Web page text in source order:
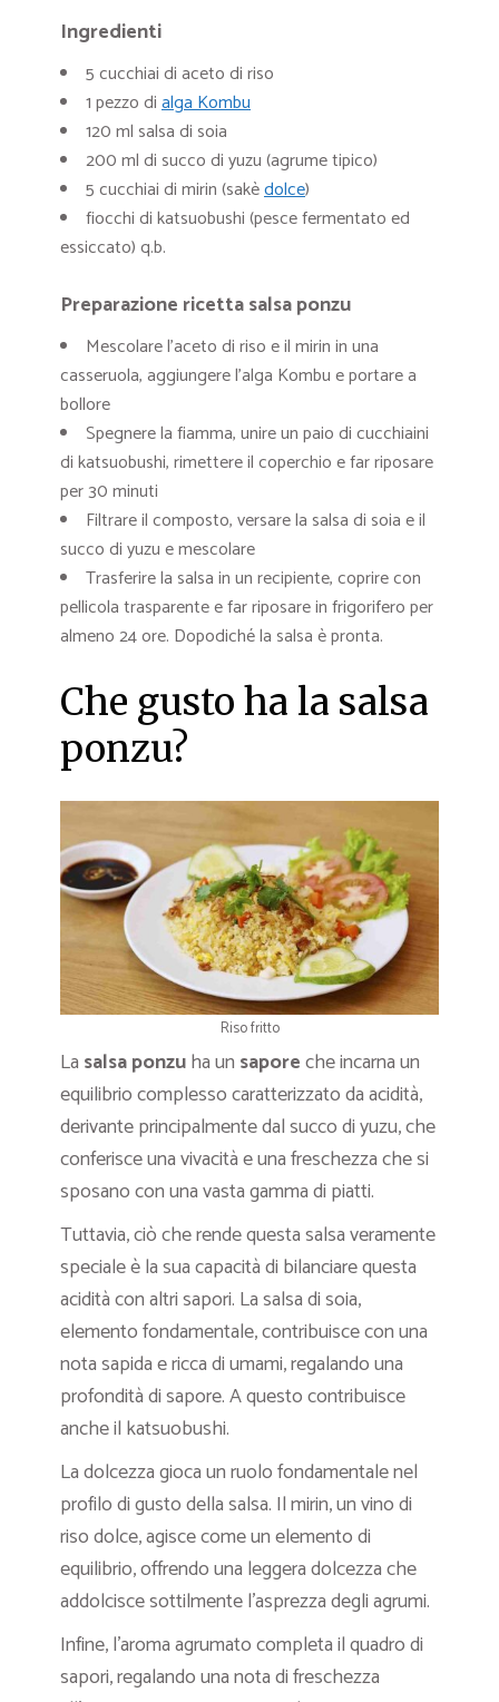
Ingredienti
5 cucchiai di aceto di riso
1 pezzo dialga Kombu
120 ml salsa di soia
200 ml di succo di yuzu (agrume tipico)
5 cucchiai di mirin (sakèdolce)
fiocchi di katsuobushi (pesce fermentato ed
essiccato) q.b.
Preparazione ricetta salsa ponzu
Mescolare l’aceto di riso e il mirin in una
casseruola, aggiungere l’alga Kombu e portare a
bollore
Spegnere la fiamma, unire un paio di cucchiaini
di katsuobushi, rimettere il coperchio e far riposare
per 30 minuti
Filtrare il composto, versare la salsa di soia e il
succo di yuzu e mescolare
Trasferire la salsa in un recipiente, coprire con
pellicola trasparente e far riposare in frigorifero per
almeno 24 ore. Dopodiché la salsa è pronta.
Che gusto ha la salsa
ponzu?
Riso fritto
La salsa ponzuha un saporeche incarna un
equilibrio complesso caratterizzato da acidità,
derivante principalmente dal succo di yuzu, che
conferisce una vivacità e una freschezza che si
sposano con una vasta gamma di piatti.
Tuttavia, ciò che rende questa salsa veramente
speciale è la sua capacità di bilanciare questa
acidità con altri sapori. La salsa di soia,
elemento fondamentale, contribuisce con una
nota sapida e ricca di umami, regalando una
profondità di sapore. A questo contribuisce
anche il katsuobushi.
La dolcezza gioca un ruolo fondamentale nel
profilo di gusto della salsa. Il mirin, un vino di
riso dolce, agisce come un elemento di
equilibrio, offrendo una leggera dolcezza che
addolcisce sottilmente l’asprezza degli agrumi.
Infine, l’aroma agrumato completa il quadro di
sapori, regalando una nota di freschezza